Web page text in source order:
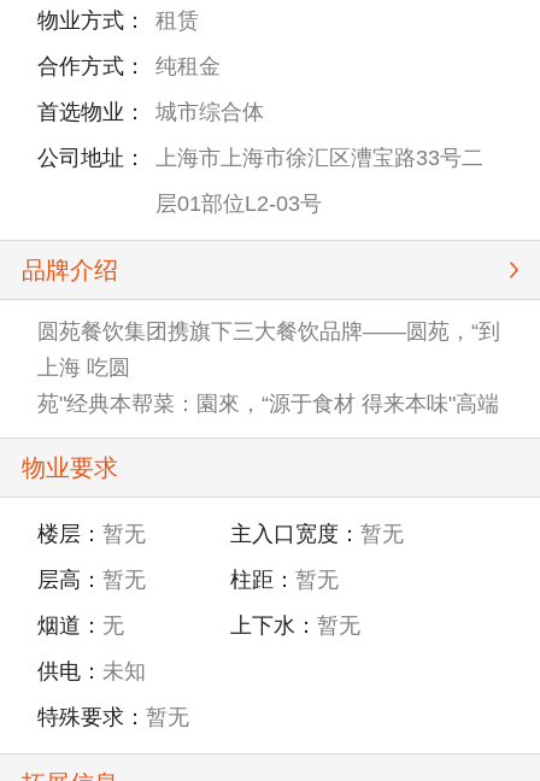
物业方式：
租赁
合作方式：
纯租金
首选物业：
城市综合体
公司地址：
上海市上海市徐汇区漕宝路33号二
层01部位L2-03号
品牌介绍
圆苑餐饮集团携旗下三大餐饮品牌——圆苑，“到
上海 吃圆
苑"经典本帮菜：園來，“源于食材 得来本味"高端
融合本帮
菜；圆鑫"遇见鑫派淮扬〞以匠心独特理念呈现经
风味。追求饮食健康和品质的初心，为您打造别
具特色的
精致美馔。
物业要求
楼层： 暂无 主入口宽度： 暂无
层高： 暂无 柱距： 暂无
烟道： 无 上下水： 暂无
供电： 未知
特殊要求： 暂无